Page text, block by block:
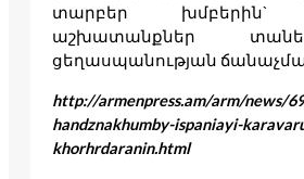
տարբեր խմբերին`
աշխատանքներ
ցեղասպանության
http://armenpress.am/arm/news/
handznakhumby-ispaniayi-
khorhrdaranin.html